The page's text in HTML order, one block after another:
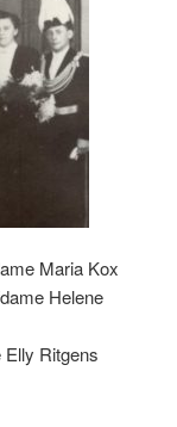
Maria Kox
Helene
Ritgens